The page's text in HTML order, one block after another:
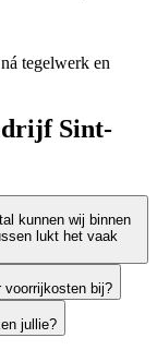
tegelwerk en
Sint-
kunnen wij binnen
lukt het vaak
voorrijkosten bij?
jullie?